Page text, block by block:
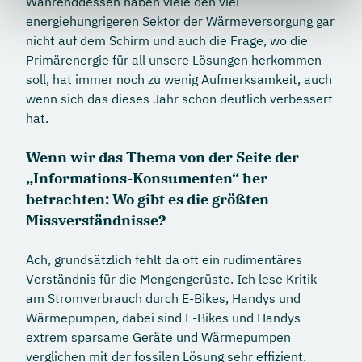
energiehungrigeren Sektor der Wärmeversorgung gar
nicht auf dem Schirm und auch die Frage, wo die
Primärenergie für all unsere Lösungen herkommen
soll, hat immer noch zu wenig Aufmerksamkeit, auch
wenn sich das dieses Jahr schon deutlich verbessert
hat.
Wenn wir das Thema von der Seite der
„Informations-Konsumenten“ her
betrachten: Wo gibt es die größten
Missverständnisse?
Ach, grundsätzlich fehlt da oft ein rudimentäres
Verständnis für die Mengengerüste. Ich lese Kritik
am Stromverbrauch durch E-Bikes, Handys und
Wärmepumpen, dabei sind E-Bikes und Handys
extrem sparsame Geräte und Wärmepumpen
verglichen mit der fossilen Lösung sehr effizient.